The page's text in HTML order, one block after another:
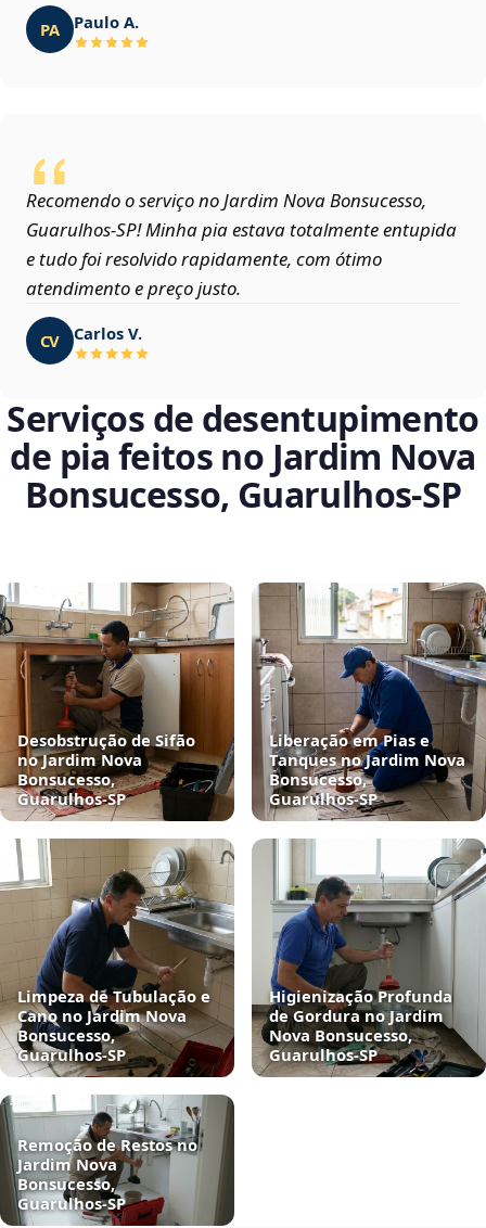
PA Paulo A.
Recomendo o serviço no Jardim Nova Bonsucesso,
Guarulhos‑SP! Minha pia estava totalmente entupida
e tudo foi resolvido rapidamente, com ótimo
atendimento e preço justo.
CV Carlos V.
Serviços de desentupimento
de pia feitos no Jardim Nova
Bonsucesso, Guarulhos‑SP
Desobstrução de Sifão
no Jardim Nova
Bonsucesso,
Guarulhos‑SP
Liberação em Pias e
Tanques no Jardim Nova
Bonsucesso,
Guarulhos‑SP
Limpeza de Tubulação e
Cano no Jardim Nova
Bonsucesso,
Guarulhos‑SP
Higienização Profunda
de Gordura no Jardim
Nova Bonsucesso,
Guarulhos‑SP
Remoção de Restos no
Jardim Nova
Bonsucesso,
Guarulhos‑SP